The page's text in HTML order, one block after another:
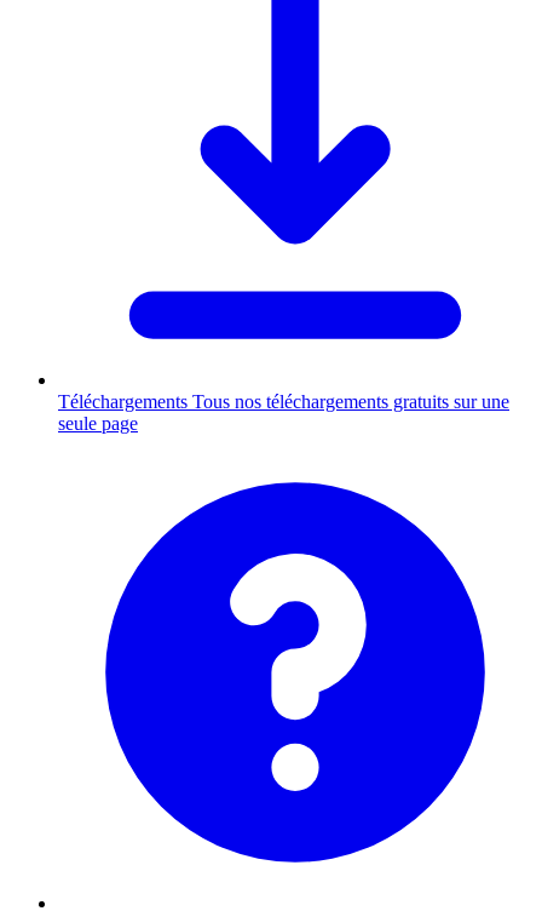
Téléchargements Tous nos téléchargements gratuits sur une
seule page